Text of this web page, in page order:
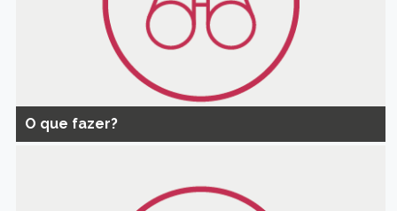
O que fazer?